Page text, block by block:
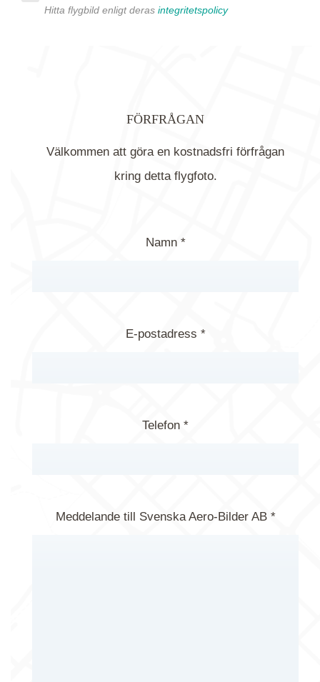
Hitta flygbild enligt deras integritetspolicy
FÖRFRÅGAN
Välkommen att göra en kostnadsfri förfrågan
kring detta flygfoto.
Namn *
E-postadress *
Telefon *
Meddelande till Svenska Aero-Bilder AB *